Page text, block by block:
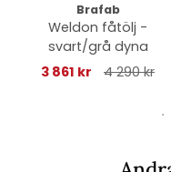
Brafab
Weldon fåtölj -
svart/grå dyna
3 861 kr
4 290 kr